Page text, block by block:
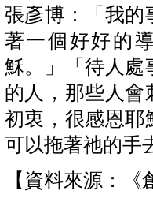
張彥博：「我的
著一個好好的
穌。」「待人處
的人，那些人會
初衷，很感恩耶
可以拖著祂的手
【資料來源：